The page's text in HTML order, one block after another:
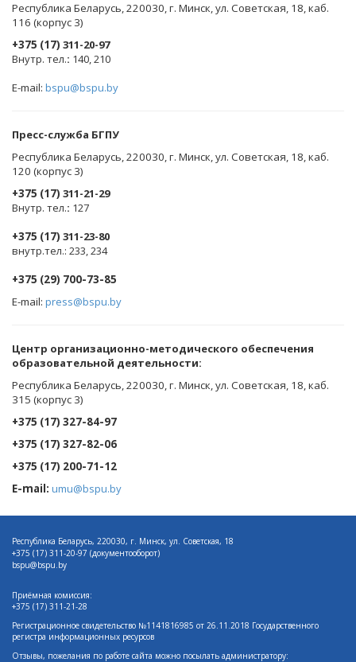
Республика Беларусь, 220030, г. Минск, ул. Советская, 18, каб.
116 (корпус 3)
+375 (17) 311-20-97
Внутр. тел.: 140, 210
E-mail: bspu@bspu.by
Пресс-служба БГПУ
Республика Беларусь, 220030, г. Минск, ул. Советская, 18, каб.
120 (корпус 3)
+375 (17) 311-21-29
Внутр. тел.: 127
+375 (17) 311-23-80
внутр.тел.: 233, 234
+375 (29) 700-73-85
E-mail: press@bspu.by
Центр организационно-методического обеспечения
образовательной деятельности:
Республика Беларусь, 220030, г. Минск, ул. Советская, 18, каб.
315 (корпус 3)
+375 (17) 327-84-97
+375 (17) 327-82-06
+375 (17) 200-71-12
E-mail: umu@bspu.by
Республика Беларусь, 220030, г. Минск, ул. Советская, 18
+375 (17) 311-20-97 (документооборот)
bspu@bspu.by
Приёмная комиссия:
+375 (17) 311-21-28
Регистрационное свидетельство №1141816985 от 26.11.2018 Государственного
регистра информационных ресурсов
Отзывы, пожелания по работе сайта можно посылать администратору: